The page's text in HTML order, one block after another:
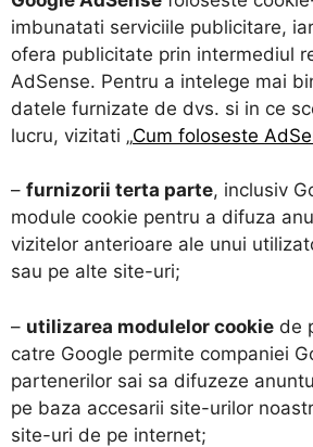
imbunatati serviciile publicitare,
ofera publicitate prin intermediul
AdSense. Pentru a intelege mai
datele furnizate de dvs. si in ce
lucru, vizitati „Cum foloseste
– furnizorii terta parte, inclusiv
module cookie pentru a difuza
vizitelor anterioare ale unui
sau pe alte site-uri;
– utilizarea modulelor cookie de
catre Google permite companiei
partenerilor sai sa difuzeze
pe baza accesarii site-urilor
site-uri de pe internet;